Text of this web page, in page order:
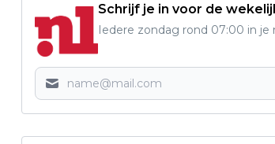
Schrijf je in voor de
Iedere zondag rond 07:00 in je